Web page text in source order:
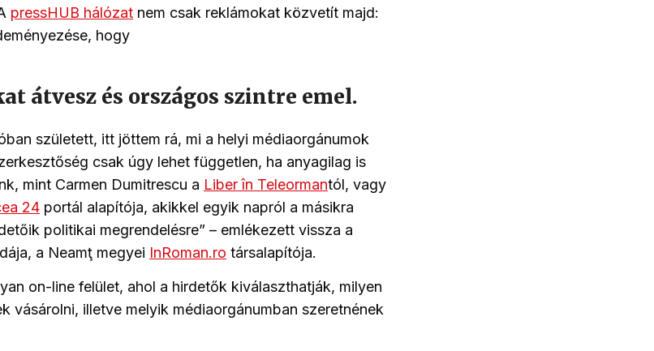
pressHUB hálózat nem csak reklámokat közvetít majd:
hogy
átvesz és országos szintre emel.
született, itt jöttem rá, mi a helyi médiaorgánumok
csak úgy lehet független, ha anyagilag is
mint Carmen Dumitrescu a Liber în Teleormantól, vagy
24 portál alapítója, akikkel egyik napról a másikra
politikai megrendelésre” – emlékezett vissza a
a Neamţ megyei InRoman.ro társalapítója.
on-line felület, ahol a hirdetők kiválaszthatják, milyen
vásárolni, illetve melyik médiaorgánumban szeretnének